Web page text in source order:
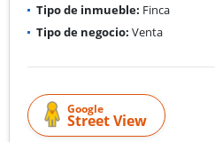
Tipo de inmueble: Finca
Tipo de negocio: Venta
Google
Street View